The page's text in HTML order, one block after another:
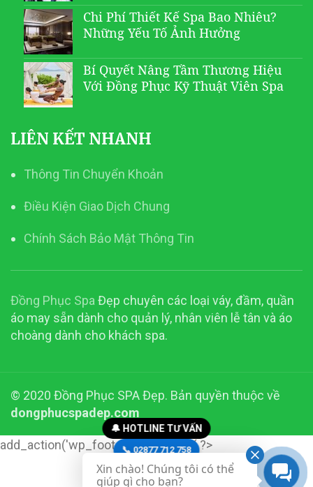
Chi Phí Thiết Kế Spa Bao Nhiêu?
Những Yếu Tố Ảnh Hưởng
Bí Quyết Nâng Tầm Thương Hiệu
Với Đồng Phục Kỹ Thuật Viên Spa
LIÊN KẾT NHANH
Thông Tin Chuyển Khoản
Điều Kiện Giao Dịch Chung
Chính Sách Bảo Mật Thông Tin
Đồng Phục Spa Đẹp chuyên các loại váy, đầm, quần
áo may sẵn dành cho quản lý, nhân viên lễ tân và áo
choàng dành cho khách spa.
© 2020 Đồng Phục SPA Đẹp. Bản quyền thuộc về
dongphucspadep.com
add_action('wp_footer', function() { ?>
🔔 HOTLINE TƯ VẤN
📞 02877 712 758
📞 0916 23 28 23
Xin chào! Chúng tôi có thể
giúp gì cho bạn?